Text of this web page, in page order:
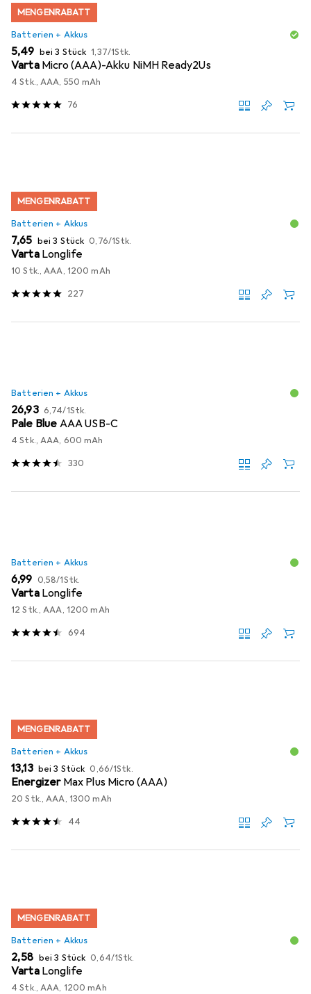
MENGENRABATT
Batterien + Akkus
EUR
5,49 bei 3 Stück EUR
1,37/1Stk.
Varta Micro (AAA)-Akku NiMH Ready2Us
4 Stk., AAA, 550 mAh
76
MENGENRABATT
Batterien + Akkus
EUR
7,65 bei 3 Stück EUR
0,76/1Stk.
Varta Longlife
10 Stk., AAA, 1200 mAh
227
Batterien + Akkus
EUR
26,93 EUR
6,74/1Stk.
Pale Blue AAA USB-C
4 Stk., AAA, 600 mAh
330
Batterien + Akkus
EUR
6,99 EUR
0,58/1Stk.
Varta Longlife
12 Stk., AAA, 1200 mAh
694
MENGENRABATT
Batterien + Akkus
EUR
13,13 bei 3 Stück EUR
0,66/1Stk.
Energizer Max Plus Micro (AAA)
20 Stk., AAA, 1300 mAh
44
MENGENRABATT
Batterien + Akkus
EUR
2,58 bei 3 Stück EUR
0,64/1Stk.
Varta Longlife
4 Stk., AAA, 1200 mAh